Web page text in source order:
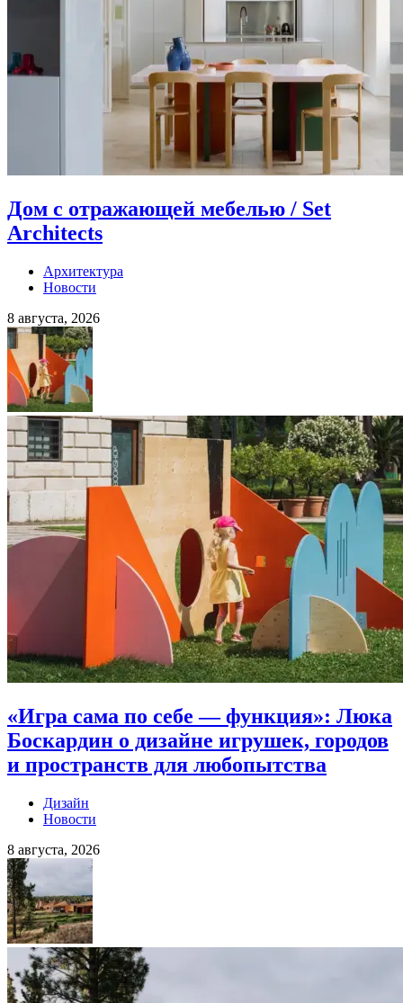
Дом с отражающей мебелью / Set
Architects
Архитектура
Новости
8 августа, 2026
«Игра сама по себе — функция»: Люка
Боскардин о дизайне игрушек, городов
и пространств для любопытства
Дизайн
Новости
8 августа, 2026